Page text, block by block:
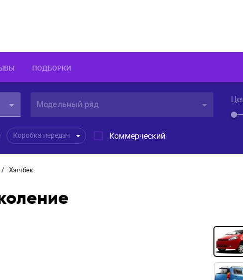
ПОДБОРКИ
Модельный ряд
Коробка передач Коммерческий
/ Хэтчбек